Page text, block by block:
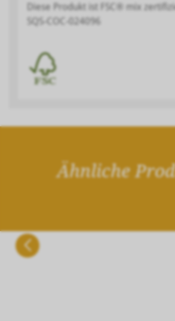
Diese Produkt ist FSC® mix
SQS-COC-024096
Ähnliche